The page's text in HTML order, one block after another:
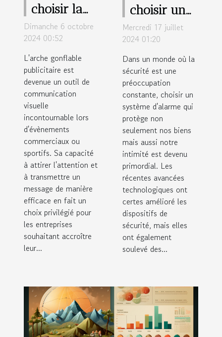
choisir la
forme et la
taille idéale
pour votre
arche
gonflable
publicitaire
Dimanche 6 octobre
2024 00:52
L'arche gonflable
publicitaire est
devenue un outil de
communication
visuelle
incontournable lors
d'évènements
commerciaux ou
sportifs. Sa capacité
à attirer l'attention et
à transmettre un
message de manière
efficace en fait un
choix privilégié pour
les entreprises
souhaitant accroître
leur...
choisir un
système
d'alarme
respectueux
de la vie
privée
Mercredi 17 juillet
2024 01:20
Dans un monde où la
sécurité est une
préoccupation
constante, choisir un
système d'alarme qui
protège non
seulement nos biens
mais aussi notre
intimité est devenu
primordial. Les
récentes avancées
technologiques ont
certes amélioré les
dispositifs de
sécurité, mais elles
ont également
soulevé des...